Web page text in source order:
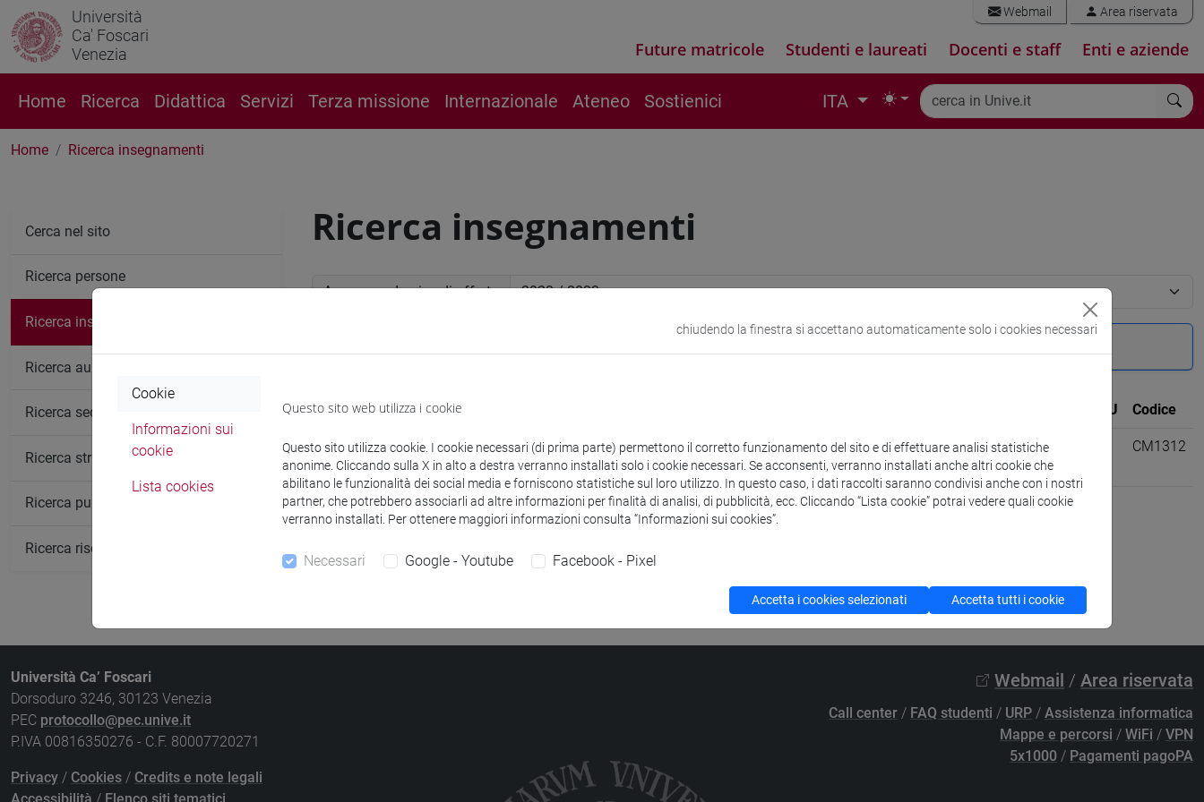
Università
Ca' Foscari
Venezia
Webmail Area riservata
Future matricole Studenti e laureati Docenti e staff Enti e aziende
Home Ricerca Didattica Servizi Terza missione Internazionale Ateneo Sostienici ITA
Home Ricerca insegnamenti
Ricerca insegnamenti
Anno accademico di offerta
Insegnamento CFU Codice
INTRODUCTION TO NANOSYNTHESIS, NANOMATERIALS AND OXIDE-BASED BIOMATERIALS-science and
technology of bio and nanomaterials [CM12]
CM1312
Cerca nel sito
Ricerca persone
Ricerca insegnamenti
Ricerca aule
Ricerca sedi
Ricerca strutture
Ricerca pubblicazioni
Ricerca risorse bibliografiche
Università Ca’ Foscari
Dorsoduro 3246, 30123 Venezia
PEC protocollo@pec.unive.it
P.IVA 00816350276 - C.F. 80007720271
Privacy / Cookies / Credits e note legali
Webmail / Area riservata
Call center / FAQ studenti / URP / Assistenza informatica
Mappe e percorsi / WiFi / VPN
5x1000 / Pagamenti pagoPA
chiudendo la finestra si accettano automaticamente solo i cookies necessari
Cookie
Informazioni sui
cookie
Lista cookies
Questo sito web utilizza i cookie
Questo sito utilizza cookie. I cookie necessari (di prima parte) permettono il corretto funzionamento del sito e di effettuare analisi statistiche
anonime. Cliccando sulla X in alto a destra verranno installati solo i cookie necessari. Se acconsenti, verranno installati anche altri cookie che
abilitano le funzionalità dei social media e forniscono statistiche sul loro utilizzo. In questo caso, i dati raccolti saranno condivisi anche con i nostri
partner, che potrebbero associarli ad altre informazioni per finalità di analisi, di pubblicità, ecc. Cliccando “Lista cookie” potrai vedere quali cookie
verranno installati. Per ottenere maggiori informazioni consulta “Informazioni sui cookies”.
Necessari Google - Youtube Facebook - Pixel
Accetta i cookies selezionati Accetta tutti i cookie